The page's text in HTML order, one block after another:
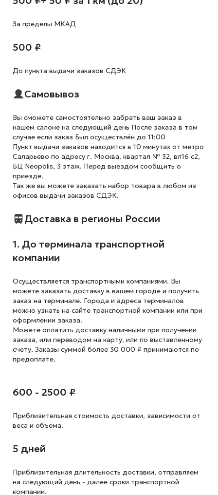
За пределы МКАД
500 ₽
До пункта выдачи заказов СДЭК
Самовывоз
Вы сможете самостоятельно забрать ваш заказ в
нашем салоне на следующий день После заказа в том
случае если заказ Был осуществлён до 11:00
Пункт выдачи заказов находится в 10 минутах от метро
Саларьево по адресу г. Москва, квартал № 32, вл16 с2,
БЦ Neopolis, 3 этаж. Перед выездом сообщить о
приезде.
Так же вы можете заказать набор товара в любом из
офисов выдачи заказов СДЭК.
Доставка в регионы России
1. До терминала транспортной
компании
Осуществляется транспортными компаниями. Вы
можете заказать доставку в вашем городе и получить
заказ на терминале. Города и адреса терминалов
можно узнать на сайте транспортной компании или при
оформлении заказа.
Можете оплатить доставку наличными при получении
заказа, или переводом на карту, или по выставленному
счету. Заказы суммой более 30 000 ₽ принимаются по
предоплате.
600 - 2500 ₽
Приблизительная стоимость доставки, зависимости от
веса и объема.
5 дней
Приблизительная длительность доставки, отправляем
на следующий день - далее сроки транспортной
компании.